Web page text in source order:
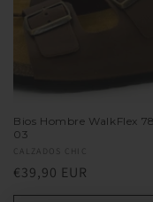
Bios Hombre WalkFlex
03
Proveedor:
CALZADOS CHIC
Precio
habitual
€39,90 EUR